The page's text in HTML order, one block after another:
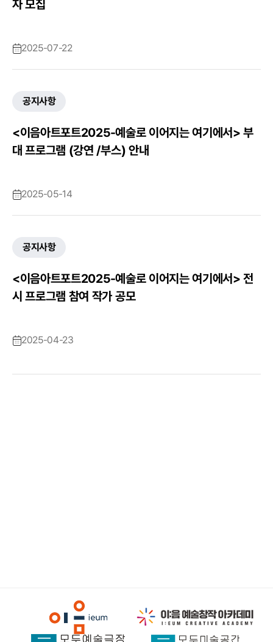
자 모집
2025-07-22
공지사항
<이음아트포트2025-예술로 이어지는 여기에서> 부
대 프로그램 (강연 /부스) 안내
2025-05-14
공지사항
<이음아트포트2025-예술로 이어지는 여기에서> 전
시 프로그램 참여 작가 공모
2025-04-23